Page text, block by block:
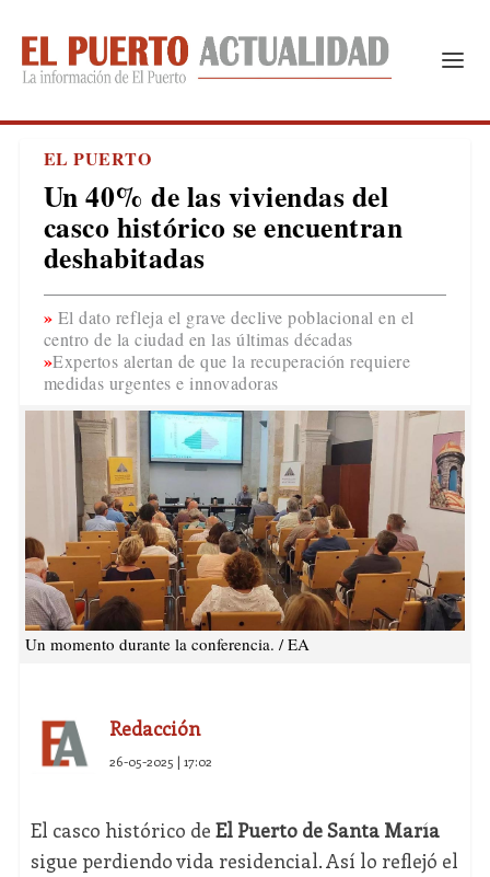
EL PUERTO
Un 40% de las viviendas del
casco histórico se encuentran
deshabitadas
El dato refleja el grave declive poblacional en el
centro de la ciudad en las últimas décadas
Expertos alertan de que la recuperación requiere
medidas urgentes e innovadoras
Un momento durante la conferencia. / EA
Redacción
26-05-2025 | 17:02
El casco histórico de El Puerto de Santa María
sigue perdiendo vida residencial. Así lo reflejó el